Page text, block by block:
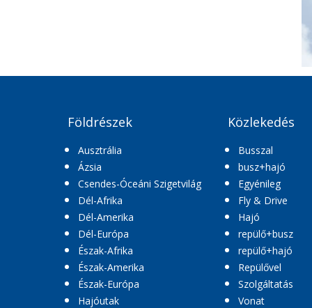
Földrészek
Ausztrália
Ázsia
Csendes-Óceáni Szigetvilág
Dél-Afrika
Dél-Amerika
Dél-Európa
Észak-Afrika
Észak-Amerika
Észak-Európa
Hajóutak
Közlekedés
Busszal
busz+hajó
Egyénileg
Fly & Drive
Hajó
repülő+busz
repülő+hajó
Repülővel
Szolgáltatás
Vonat